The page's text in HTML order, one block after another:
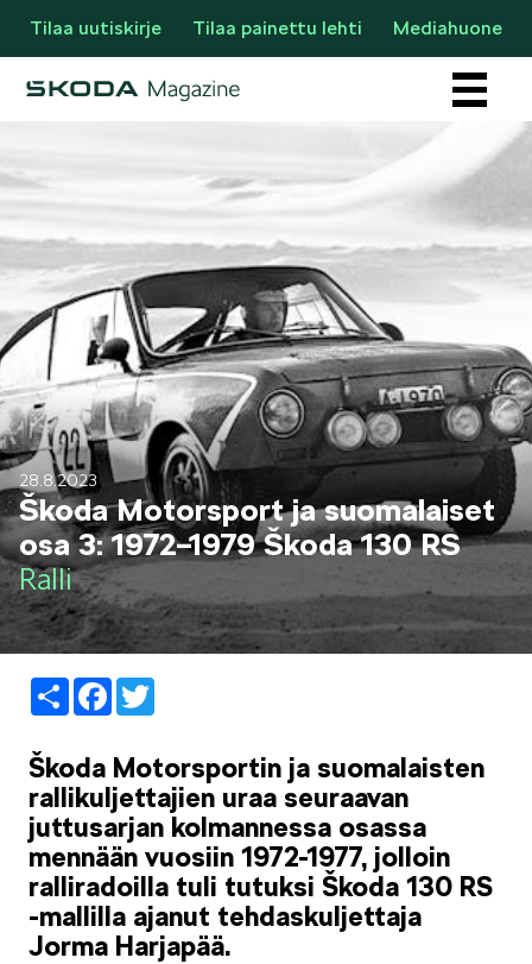
Tilaa uutiskirje Tilaa painettu lehti Mediahuone
Osastot
AJANKOHTAISTA & UUTTA
LIFESTYLE
SIMPLY CLEVER
28.8.2023
Škoda Motorsport ja suomalaiset
osa 3: 1972–1979 Škoda 130 RS
Ralli
ShareFacebook
Škoda Motorsportin ja suomalaisten
rallikuljettajien uraa seuraavan
juttusarjan kolmannessa osassa
mennään vuosiin 1972-1977, jolloin
ralliradoilla tuli tutuksi Škoda 130 RS
-mallilla ajanut tehdaskuljettaja
Jorma Harjapää.